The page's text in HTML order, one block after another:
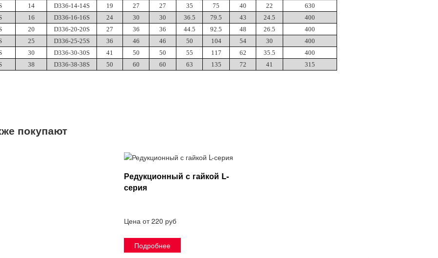
14 D336-14-14S 19 27 27 35 75 40 22
630
16 D336-16-16S 24 30 30 36.5 79.5 43 24.5
400
20 D336-20-20S 27 36 36 44.5 92.5 48 26.5
400
25 D336-25-25S 36 46 46 50 104 54 30
400
30 D336-30-30S 41 50 50 55 117 62 35.5
400
38 D336-38-38S 50 60 60 63 135 72 41 315
покупают
Редукционный с гайкой L-
серия
Цена от 220 руб
Подробнее